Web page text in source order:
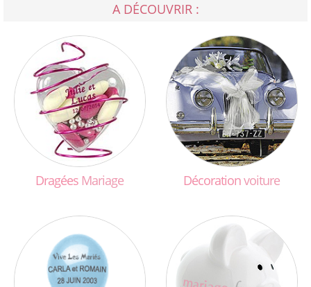
A DÉCOUVRIR :
Dragées Mariage Décorationvoiture